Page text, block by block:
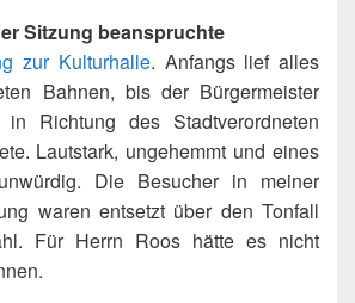
Sitzung beanspruchte
zur Kulturhalle. Anfangs lief alles
Bahnen, bis der Bürgermeister
Richtung des Stadtverordneten
Lautstark, ungehemmt und eines
Die Besucher in meiner
waren entsetzt über den Tonfall
Für Herrn Roos hätte es nicht